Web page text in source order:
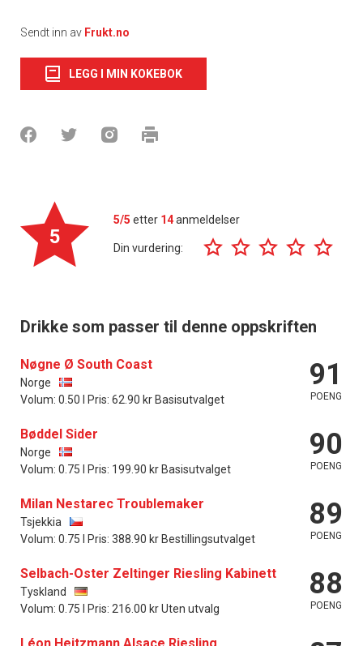
Sendt inn av Frukt.no
LEGG I MIN KOKEBOK
5
5/5 etter 14anmeldelser
Din vurdering:
Drikke som passer til denne oppskriften
Nøgne Ø South Coast
Norge
Volum: 0.50 l Pris: 62.90 kr Basisutvalget
91
POENG
Bøddel Sider
Norge
Volum: 0.75 l Pris: 199.90 kr Basisutvalget
90
POENG
Milan Nestarec Troublemaker
Tsjekkia
Volum: 0.75 l Pris: 388.90 kr Bestillingsutvalget
89
POENG
Selbach-Oster Zeltinger Riesling Kabinett
Tyskland
Volum: 0.75 l Pris: 216.00 kr Uten utvalg
88
POENG